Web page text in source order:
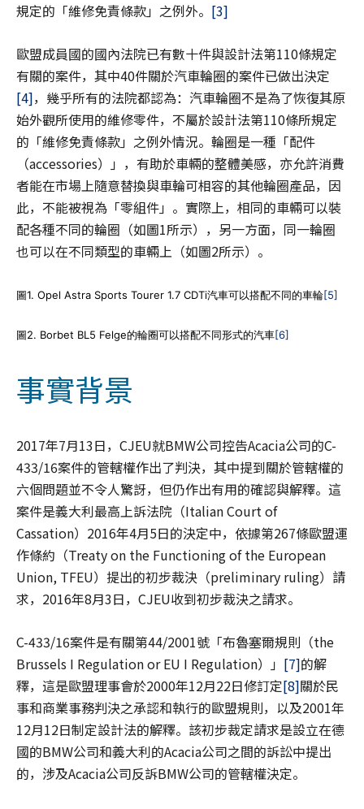
規定的「維修免責條款」之例外。 [3]
歐盟成員國的國內法院已有數十件與設計法第110條規定
有關的案件，其中40件關於汽車輪圈的案件已做出決定
[4]，幾乎所有的法院都認為：汽車輪圈不是為了恢復其原
始外觀所使用的維修零件，不屬於設計法第110條所規定
的「維修免責條款」之例外情況。輪圈是一種「配件
（accessories）」，有助於車輛的整體美感，亦允許消費
者能在市場上隨意替換與車輪可相容的其他輪圈產品，因
此，不能被視為「零組件」。實際上，相同的車輛可以裝
配各種不同的輪圈（如圖1所示），另一方面，同一輪圈
也可以在不同類型的車輛上（如圖2所示）。
圖1. Opel Astra Sports Tourer 1.7 CDTi汽車可以搭配不同的車輪[5]
圖2. Borbet BL5 Felge的輪圈可以搭配不同形式的汽車[6]
事實背景
2017年7月13日，CJEU就BMW公司控告Acacia公司的C-
433/16案件的管轄權作出了判決，其中提到關於管轄權的
六個問題並不令人驚訝，但仍作出有用的確認與解釋。這
案件是義大利最高上訴法院（Italian Court of
Cassation）2016年4月5日的決定中，依據第267條歐盟運
作條約（Treaty on the Functioning of the European
Union, TFEU）提出的初步裁決（preliminary ruling）請
求，2016年8月3日，CJEU收到初步裁決之請求。
C-433/16案件是有關第44/2001號「布魯塞爾規則（the
Brussels I Regulation or EU I Regulation）」 [7]的解
釋，這是歐盟理事會於2000年12月22日修訂定[8]關於民
事和商業事務判決之承認和執行的歐盟規則，以及2001年
12月12日制定設計法的解釋。該初步裁定請求是設立在德
國的BMW公司和義大利的Acacia公司之間的訴訟中提出
的，涉及Acacia公司反訴BMW公司的管轄權決定。